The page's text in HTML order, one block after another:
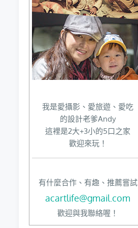
我是愛攝影、愛旅遊、愛吃
的設計老爹Andy
這裡是2大+3小的5口之家
歡迎來玩！
有什麼合作、有趣、推薦嘗試
acartlife@gmail.com
歡迎與我聯絡喔！